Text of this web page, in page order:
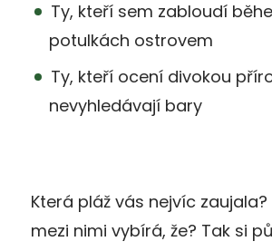
Ty, kteří sem zabloudí
potulkách ostrovem
Ty, kteří ocení divokou
nevyhledávají bary
Která pláž vás nejvíc zaujala?
mezi nimi vybírá, že? Tak si